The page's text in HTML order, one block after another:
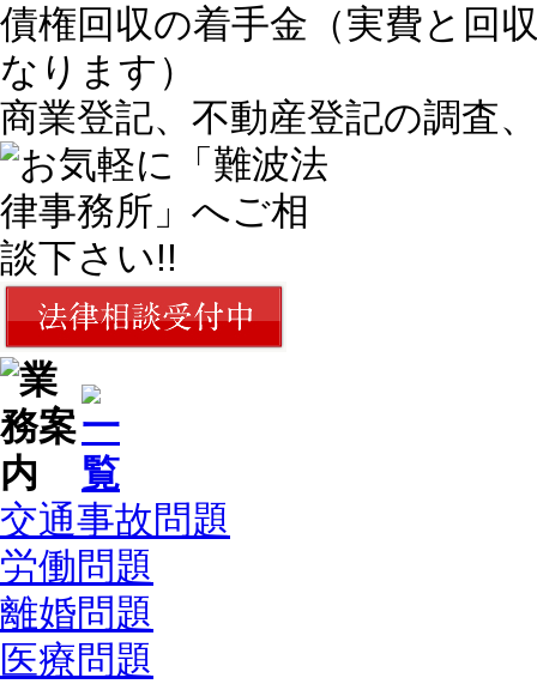
債権回収の着手金（実費と回
なります）
商業登記、不動産登記の調査
交通事故問題
労働問題
離婚問題
医療問題